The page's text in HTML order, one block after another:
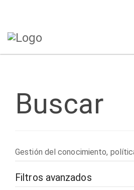
principal
Buscar
Buscar
artículos
Filtros avanzados